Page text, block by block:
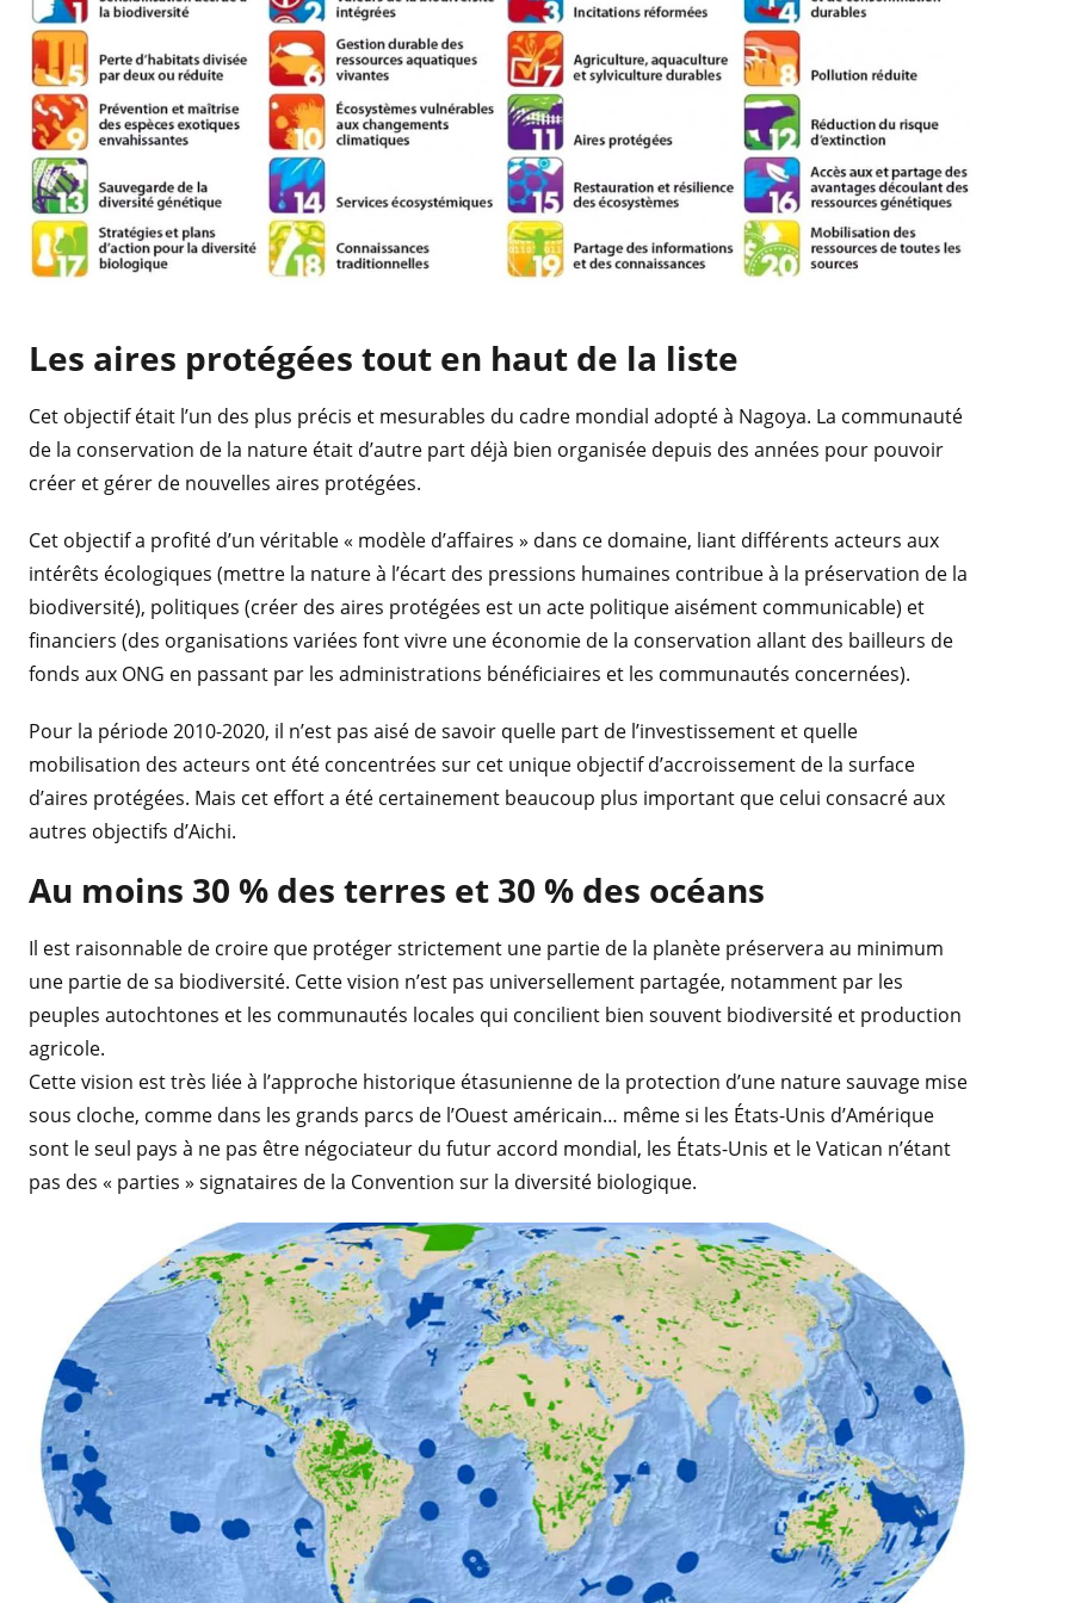
Les aires protégées tout en haut de la liste
Cet objectif était l’un des plus précis et mesurables du cadre mondial adopté à Nagoya. La communauté
de la conservation de la nature était d’autre part déjà bien organisée depuis des années pour pouvoir
créer et gérer de nouvelles aires protégées.
Cet objectif a profité d’un véritable « modèle d’affaires » dans ce domaine, liant différents acteurs aux
intérêts écologiques (mettre la nature à l’écart des pressions humaines contribue à la préservation de la
biodiversité), politiques (créer des aires protégées est un acte politique aisément communicable) et
financiers (des organisations variées font vivre une économie de la conservation allant des bailleurs de
fonds aux ONG en passant par les administrations bénéficiaires et les communautés concernées).
Pour la période 2010-2020, il n’est pas aisé de savoir quelle part de l’investissement et quelle
mobilisation des acteurs ont été concentrées sur cet unique objectif d’accroissement de la surface
d’aires protégées. Mais cet effort a été certainement beaucoup plus important que celui consacré aux
autres objectifs d’Aichi.
Au moins 30 % des terres et 30 % des océans
Il est raisonnable de croire que protéger strictement une partie de la planète préservera au minimum
une partie de sa biodiversité. Cette vision n’est pas universellement partagée, notamment par les
peuples autochtones et les communautés locales qui concilient bien souvent biodiversité et production
agricole.
Cette vision est très liée à l’approche historique étasunienne de la protection d’une nature sauvage mise
sous cloche, comme dans les grands parcs de l’Ouest américain… même si les États-Unis d’Amérique
sont le seul pays à ne pas être négociateur du futur accord mondial, les États-Unis et le Vatican n’étant
pas des « parties » signataires de la Convention sur la diversité biologique.